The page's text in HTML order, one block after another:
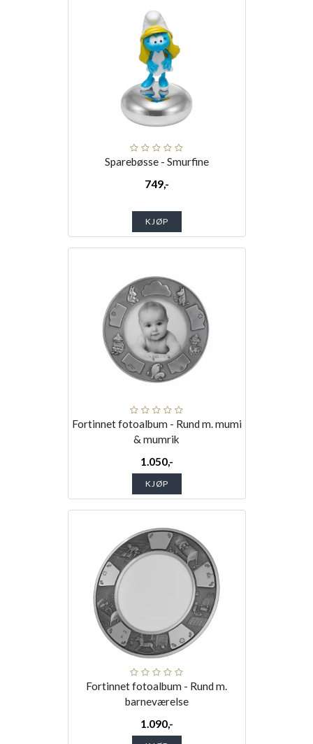
Sparebøsse - Smurfine
749,-
KJØP
Fortinnet fotoalbum - Rund m. mumi
& mumrik
1.050,-
KJØP
Fortinnet fotoalbum - Rund m.
barneværelse
1.090,-